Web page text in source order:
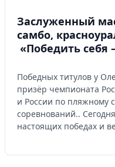
Заслуженный
самбо,
«Победить себя
Победных титулов у
призёр чемпионата
и России по пляжному
соревнований..
настоящих победах и